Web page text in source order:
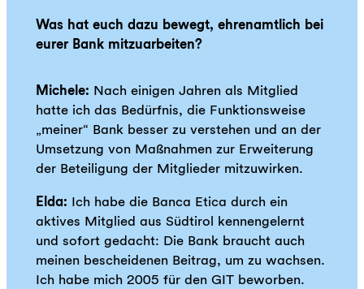
Was hat euch dazu bewegt, ehrenamtlich bei
eurer Bank mitzuarbeiten?
Michele: Nach einigen Jahren als Mitglied
hatte ich das Bedürfnis, die Funktionsweise
„meiner“ Bank besser zu verstehen und an der
Umsetzung von Maßnahmen zur Erweiterung
der Beteiligung der Mitglieder mitzuwirken.
Elda: Ich habe die Banca Etica durch ein
aktives Mitglied aus Südtirol kennengelernt
und sofort gedacht: Die Bank braucht auch
meinen bescheidenen Beitrag, um zu wachsen.
Ich habe mich 2005 für den GIT beworben.